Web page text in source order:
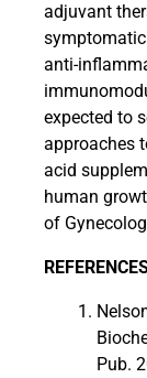
adjuvant
anti-
expected to
approaches
acid
human
of
Pub.